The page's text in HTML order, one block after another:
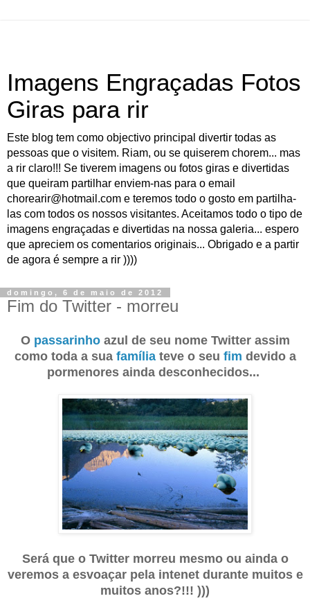
Imagens Engraçadas Fotos
Giras para rir
Este blog tem como objectivo principal divertir todas as
pessoas que o visitem. Riam, ou se quiserem chorem... mas
a rir claro!!! Se tiverem imagens ou fotos giras e divertidas
que queiram partilhar enviem-nas para o email
chorearir@hotmail.com e teremos todo o gosto em partilha-
las com todos os nossos visitantes. Aceitamos todo o tipo de
imagens engraçadas e divertidas na nossa galeria... espero
que apreciem os comentarios originais... Obrigado e a partir
de agora é sempre a rir ))))
domingo, 6 de maio de 2012
Fim do Twitter - morreu
O passarinhoazul de seu nome Twitter assim
como toda a sua famíliateve o seu fim devido a
pormenores ainda desconhecidos...
Será que o Twitter morreu mesmo ou ainda o
veremos a esvoaçar pela intenet durante muitos e
muitos anos?!!! )))